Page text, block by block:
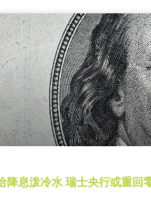
降息泼冷水 瑞士央行或重回